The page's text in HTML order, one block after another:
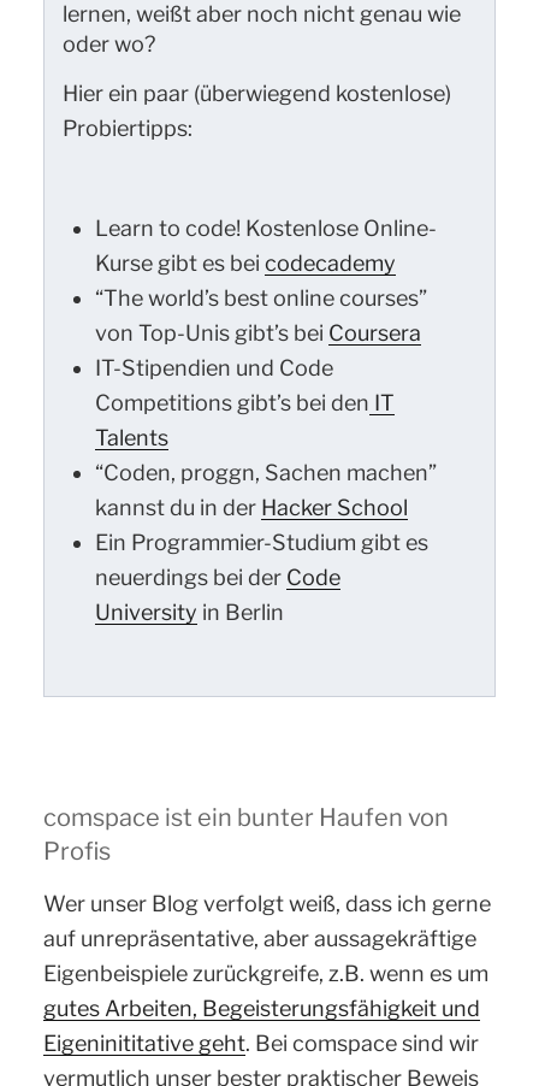
lernen, weißt aber noch nicht genau wie
oder wo?
Hier ein paar (überwiegend kostenlose)
Probiertipps:
Learn to code! Kostenlose Online-
Kurse gibt es bei codecademy
“The world’s best online courses”
von Top-Unis gibt’s bei Coursera
IT-Stipendien und Code
Competitions gibt’s bei den IT
Talents
“Coden, proggn, Sachen machen”
kannst du in der Hacker School
Ein Programmier-Studium gibt es
neuerdings bei der Code
University in Berlin
comspace ist ein bunter Haufen von
Profis
Wer unser Blog verfolgt weiß, dass ich gerne
auf unrepräsentative, aber aussagekräftige
Eigenbeispiele zurückgreife, z.B. wenn es um
gutes Arbeiten, Begeisterungsfähigkeit und
Eigeninititative geht. Bei comspace sind wir
vermutlich unser bester praktischer Beweis